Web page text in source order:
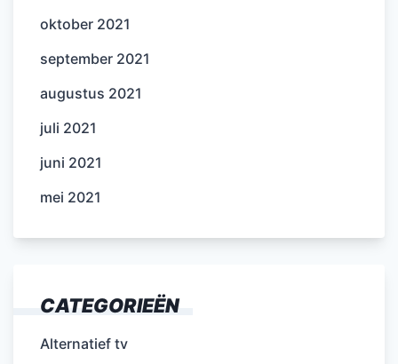
oktober 2021
september 2021
augustus 2021
juli 2021
juni 2021
mei 2021
CATEGORIEËN
Alternatief tv